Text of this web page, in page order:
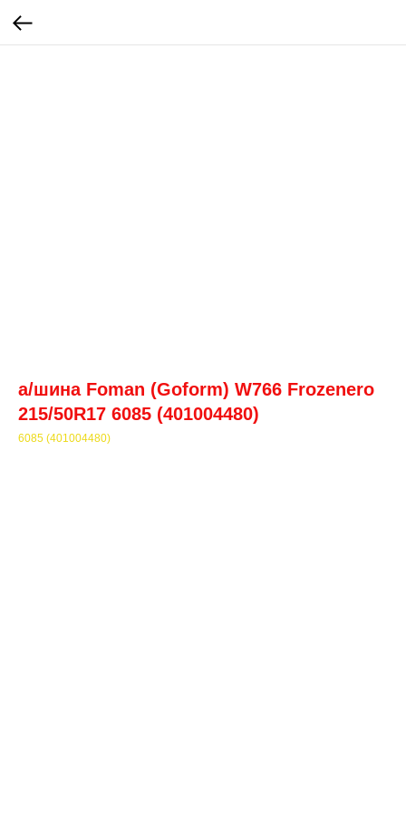
а/шина Foman (Goform) W766 Frozenero
215/50R17 6085 (401004480)
6085 (401004480)